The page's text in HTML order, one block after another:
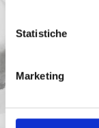
Statistiche
Marketing